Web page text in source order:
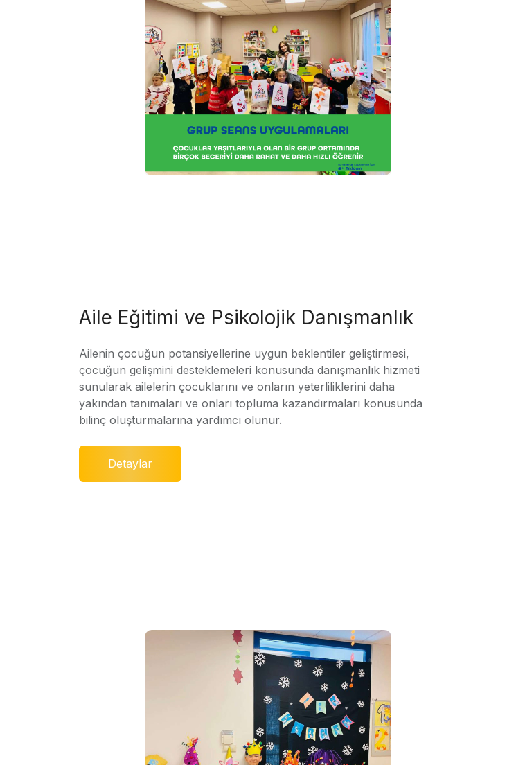
Aile Eğitimi ve Psikolojik Danışmanlık
Ailenin çocuğun potansiyellerine uygun beklentiler geliştirmesi,
çocuğun gelişmini desteklemeleri konusunda danışmanlık hizmeti
sunularak ailelerin çocuklarını ve onların yeterliliklerini daha
yakından tanımaları ve onları topluma kazandırmaları konusunda
bilinç oluşturmalarına yardımcı olunur.
Detaylar